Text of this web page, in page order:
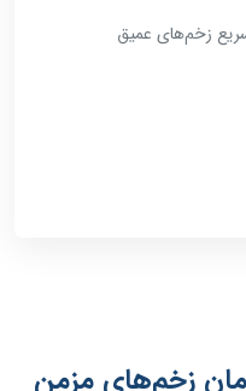
زخم‌های عمیق
زخم‌های مزمن